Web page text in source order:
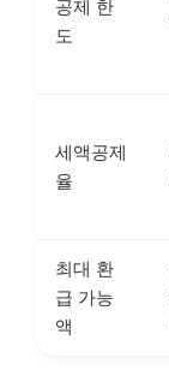
공제 한
도
세액공제
율
최대 환
급 가능
액